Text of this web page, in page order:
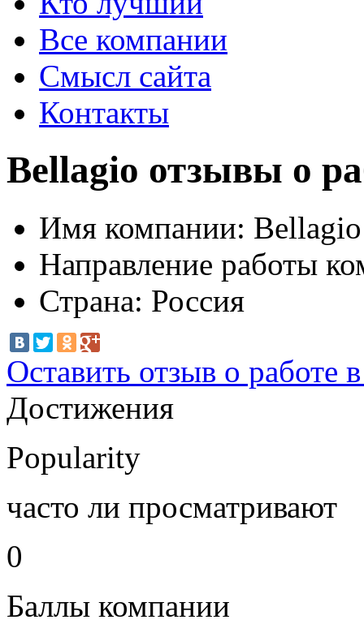
Все компании
Смысл сайта
Контакты
Bellagio отзывы о
Имя компании: Bellagio
Направление работы
Страна: Россия
Оставить отзыв о работе
Достижения
Popularity
часто ли просматривают
0
Баллы компании